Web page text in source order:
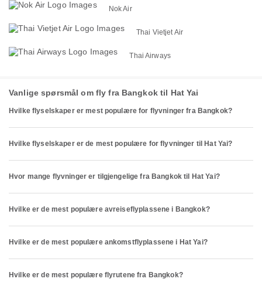
Nok Air
Thai Vietjet Air
Thai Airways
Vanlige spørsmål om fly fra Bangkok til Hat Yai
Hvilke flyselskaper er mest populære for flyvninger fra Bangkok?
Hvilke flyselskaper er de mest populære for flyvninger til Hat Yai?
Hvor mange flyvninger er tilgjengelige fra Bangkok til Hat Yai?
Hvilke er de mest populære avreiseflyplassene i Bangkok?
Hvilke er de mest populære ankomstflyplassene i Hat Yai?
Hvilke er de mest populære flyrutene fra Bangkok?